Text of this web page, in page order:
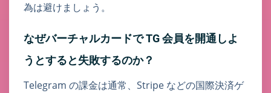
為は避けましょう。
なぜバーチャルカードで TG 会員を開通しよ
うとすると失敗するのか？
Telegram の課金は通常、Stripe などの国際決済ゲ